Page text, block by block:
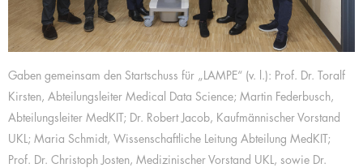
Gaben gemeinsam den Startschuss für „LAMPE“ (v. l.): Prof. Dr. Toralf
Kirsten, Abteilungsleiter Medical Data Science; Martin Federbusch,
Abteilungsleiter MedKIT; Dr. Robert Jacob, Kaufmännischer Vorstand
UKL; Maria Schmidt, Wissenschaftliche Leitung Abteilung MedKIT;
Prof. Dr. Christoph Josten, Medizinischer Vorstand UKL, sowie Dr.